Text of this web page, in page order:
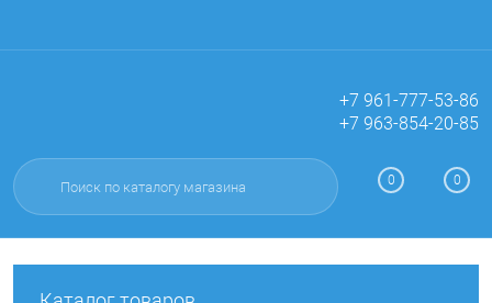
Вход Регистрация
+7 961-777-53-86
+7 963-854-20-85
0 0